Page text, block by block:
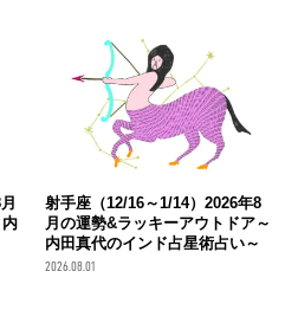
射手座（12/16～1/14）2026年8
月の運勢&ラッキーアウトドア～
内田真代のインド占星術占い～
2026.08.01